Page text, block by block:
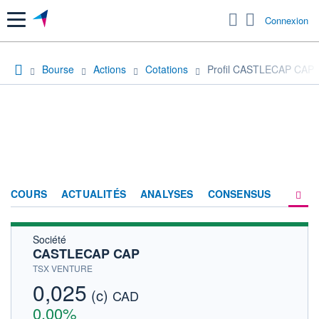
Menu Connexion
Bourse Actions Cotations Profil CASTLECAP CAP
COURS ACTUALITÉS ANALYSES CONSENSUS
Société
CASTLECAP CAP
TSX VENTURE
0,025 (c) CAD
0,00%